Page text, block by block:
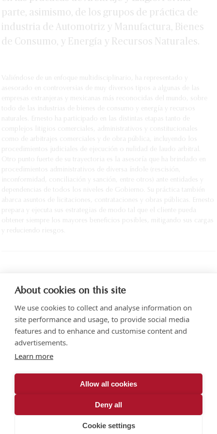
honores, Centro de Estudios Superiores en
materia de Derecho Fiscal y
Administrativo, Tribunal Federal de Justicia
Administrativa, Ciudad de México.
of International Law (Academia de
Derecho Internacional de La Haya), La
Diploma en Arbitraje Internacional,
Escuela Libre de Derecho/International
Chamber of Commerce (Cámara de
Comercio Internacional), Ciudad de
México.
Curso de Inglés Jurídico, Escuela Libre de
Derecho, Ciudad de México.
Título de Abogado (J.D.), mención
honorífica, Escuela Libre de Derecho,
Ciudad de México.
Miembro de la International Bar
Association (Barra Internacional de
Abogados), de 2019 a la fecha.
Miembro del Young Arbitrators Forum (Foro
Miembro del Young International
Arbitration Group (Grupo Joven de Arbitraje
Internacional), London Court of
International Arbitration (Corte de Arbitraje
Internacional de Londres), 2020.
Miembro del Foro Jóvenes en Arbitraje del
Centro de Arbitraje de México y la Cámara
Nacional de Comercio de la Ciudad de
México, de 2018 a la fecha.
parte, asimismo, de los grupos de práctica de
industria de Automotriz y Manufactura, Bienes
de Consumo, y Energía y Recursos Naturales.
Valiéndose de un enfoque multidisciplinario, ha representado y
asesorado en controversias de muy diversos tipos a algunas de las
empresas extranjeras y mexicanas más reconocidas del mundo, sobre
todo de las industrias de bienes de consumo y energía y recursos
naturales. Ernesto ha participado en las distintas etapas tanto de
complejos litigios comerciales, administrativos y constitucionales
como de arbitrajes comerciales y de obra pública, incluyendo los
procedimientos judiciales de ejecución o nulidad de laudo arbitral.
Otro punto fuerte de su trayectoria es la asesoría que ha brindado en
procedimientos administrativos de diversa índole (rescisión,
inconformidad, conciliación y sanción, entre otros) ante entidades y
dependencias de todos los niveles de Gobierno. Su práctica también
abarca asuntos de licitaciones, contrataciones y obras públicas. Ernesto
prepara y ejecuta sus estrategias de modo tal que el cliente pueda
obtener siempre los mayores beneficios posibles, mitigando sus cargas
y reduciendo riesgos.
Torre SOMA Chapultepec, Piso 18, Campos Elíseos 204, Polanco
vonwobeser.com
© 2026
About cookies on this site
We use cookies to collect and analyse information on
site performance and usage, to provide social media
features and to enhance and customise content and
advertisements.
Learn more
Allow all cookies
Deny all
Cookie settings